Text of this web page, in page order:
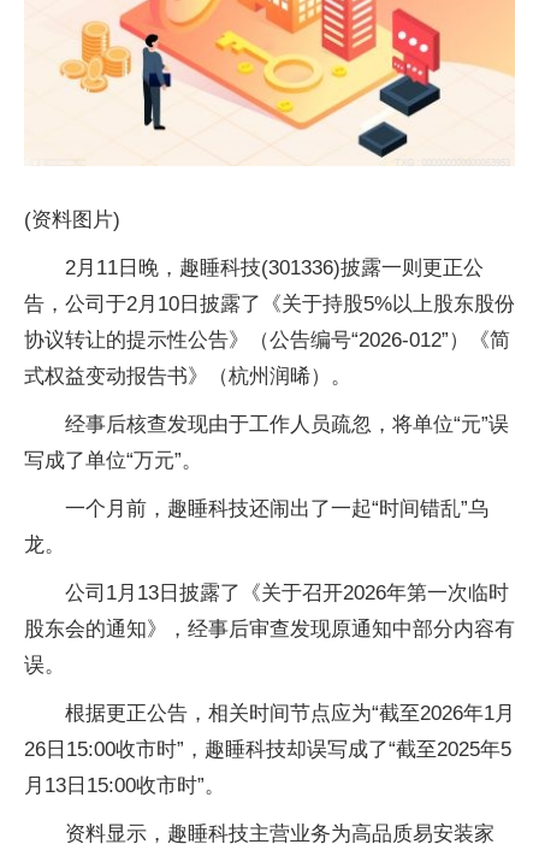
(资料图片)
2月11日晚，趣睡科技(301336)披露一则更正公
告，公司于2月10日披露了《关于持股5%以上股东股份
协议转让的提示性公告》（公告编号“2026-012”）《简
式权益变动报告书》（杭州润晞）。
经事后核查发现由于工作人员疏忽，将单位“元”误
写成了单位“万元”。
一个月前，趣睡科技还闹出了一起“时间错乱”乌
龙。
公司1月13日披露了《关于召开2026年第一次临时
股东会的通知》，经事后审查发现原通知中部分内容有
误。
根据更正公告，相关时间节点应为“截至2026年1月
26日15:00收市时”，趣睡科技却误写成了“截至2025年5
月13日15:00收市时”。
资料显示，趣睡科技主营业务为高品质易安装家